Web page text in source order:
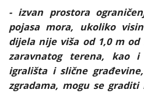
- izvan prostora
pojasa mora, ukoliko
dijela nije viša od 1,0 m
zaravnatog terena, kao i
igrališta i slične
zgradama, mogu se